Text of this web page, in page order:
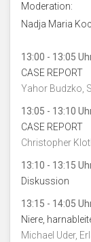
Moderation:
Nadja Maria
13:00 - 13:05
CASE REPORT
Yahor Budzko,
13:05 - 13:10
CASE REPORT
Christopher
13:10 - 13:15
Diskussion
13:15 - 14:05
Niere,
Michael Uder,